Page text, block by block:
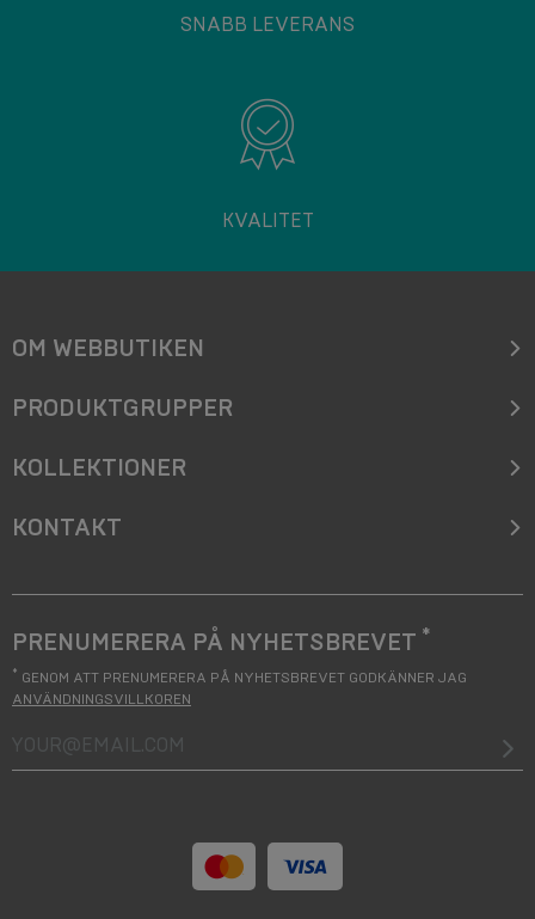
SNABB LEVERANS
KVALITET
OM WEBBUTIKEN
PRODUKTGRUPPER
KOLLEKTIONER
KONTAKT
PRENUMERERA PÅ NYHETSBREVET *
* GENOM ATT PRENUMERERA PÅ NYHETSBREVET GODKÄNNER JAG
ANVÄNDNINGSVILLKOREN
your@email.com